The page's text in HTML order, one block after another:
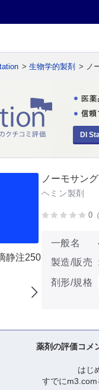
> 生物学的製剤 > ノ
DI
静注250
ノーモサン
ヘミン製剤
0
一般名
製造/販売
剤形/規格
薬剤の評価コメ
はじ
すでに